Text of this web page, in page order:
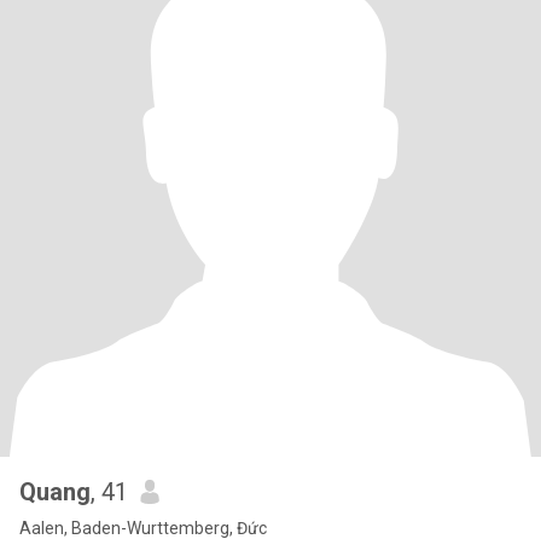
Quang, 41
Aalen, Baden-Wurttemberg, Đức